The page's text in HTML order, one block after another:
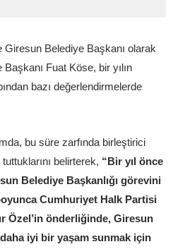
Giresun Belediye Başkanı olarak
Fuat Köse, bir yılın
bazı değerlendirmelerde
bu süre zarfında birleştirici
belirterek, “Bir yıl önce
Belediye Başkanlığı görevini
Cumhuriyet Halk Partisi
Özel’in önderliğinde, Giresun
iyi bir yaşam sunmak için